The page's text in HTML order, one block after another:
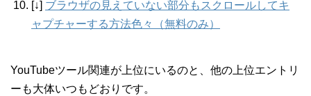
[↓] ブラウザの見えていない部分もスクロールしてキ
ャプチャーする方法色々（無料のみ）
YouTubeツール関連が上位にいるのと、他の上位エントリ
ーも大体いつもどおりです。